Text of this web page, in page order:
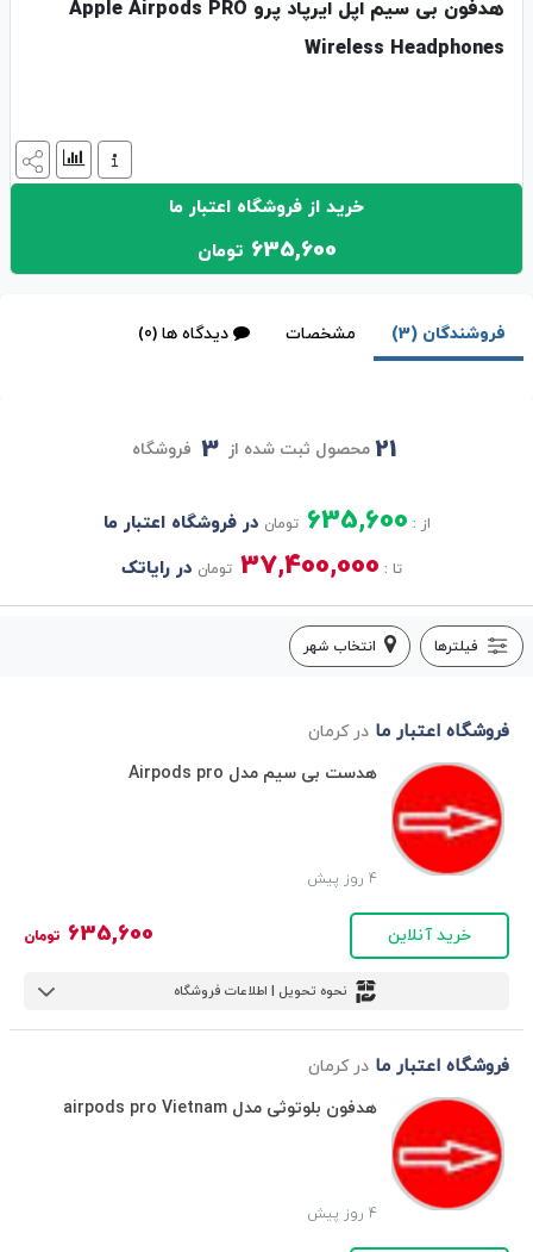
هدفون بی‌ سیم اپل ایرپاد پرو Apple Airpods PRO
Wireless Headphones
خرید از فروشگاه اعتبار ما
635,600 تومان
فروشندگان (3) مشخصات دیدگاه ها (0)
21 محصول ثبت شده از 3 فروشگاه
از : 635,600 تومان در فروشگاه اعتبار ما
تا : 37,400,000 تومان در رایاتک
فیلترها انتخاب شهر
فروشگاه اعتبار ما در کرمان
هدست بی سیم مدل Airpods pro
4 روز پیش
خرید آنلاین 635,600 تومان
نحوه تحویل | اطلاعات فروشگاه
فروشگاه اعتبار ما در کرمان
هدفون بلوتوثی مدل airpods pro Vietnam
4 روز پیش